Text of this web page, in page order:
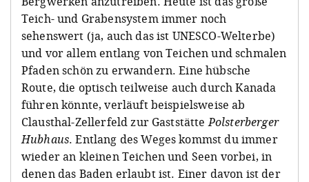
Teich- und Grabensystem immer noch
sehenswert (ja, auch das ist UNESCO-Welterbe)
und vor allem entlang von Teichen und schmalen
Pfaden schön zu erwandern. Eine hübsche
Route, die optisch teilweise auch durch Kanada
führen könnte, verläuft beispielsweise ab
Clausthal-Zellerfeld zur GaststättePolsterberger
Hubhaus. Entlang des Weges kommst du immer
wieder an kleinen Teichen und Seen vorbei, in
denen das Baden erlaubt ist. Einer davon ist der